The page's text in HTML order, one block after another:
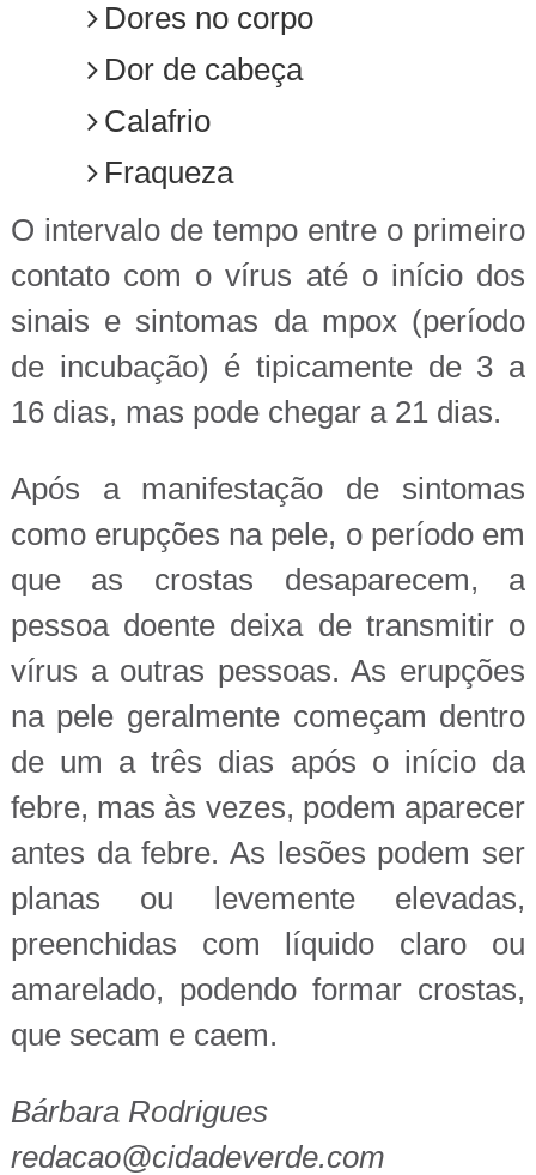
Dores no corpo
Dor de cabeça
Calafrio
Fraqueza
O intervalo de tempo entre o primeiro
contato com o vírus até o início dos
sinais e sintomas da mpox (período
de incubação) é tipicamente de 3 a
16 dias, mas pode chegar a 21 dias.
Após a manifestação de sintomas
como erupções na pele, o período em
que as crostas desaparecem, a
pessoa doente deixa de transmitir o
vírus a outras pessoas. As erupções
na pele geralmente começam dentro
de um a três dias após o início da
febre, mas às vezes, podem aparecer
antes da febre. As lesões podem ser
planas ou levemente elevadas,
preenchidas com líquido claro ou
amarelado, podendo formar crostas,
que secam e caem.
Bárbara Rodrigues
redacao@cidadeverde.com